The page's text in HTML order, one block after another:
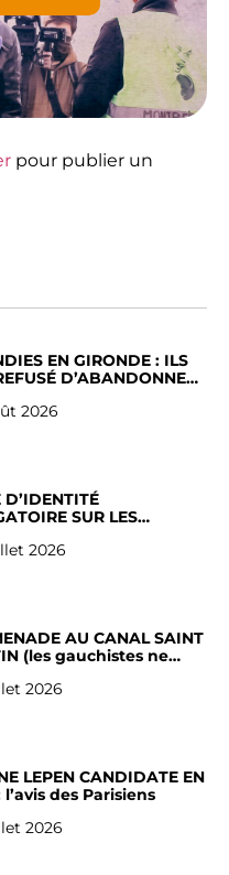
pour publier un
EN GIRONDE : ILS
D’ABANDONNER
2026
D’IDENTITÉ
SUR LES
2026
AU CANAL SAINT
(les gauchistes ne
2026
LEPEN CANDIDATE EN
l’avis des Parisiens
2026